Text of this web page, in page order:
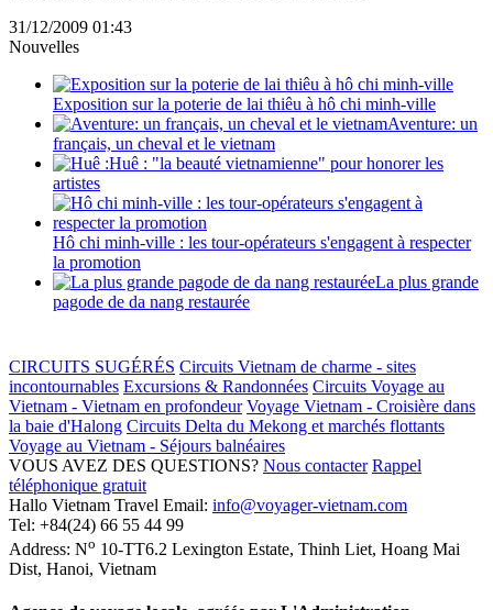
31/12/2009 01:43
Nouvelles
Exposition sur la poterie de lai thiêu à hô chi minh-ville
Aventure: un
français, un cheval et le vietnam
Huê : "la beauté vietnamienne" pour honorer les
artistes
Hô chi minh-ville : les tour-opérateurs s'engagent à respecter
la promotion
La plus grande
pagode de da nang restaurée
CIRCUITS SUGÉRÉS Circuits Vietnam de charme - sites
incontournables Excursions & Randonnées Circuits Voyage au
Vietnam - Vietnam en profondeur Voyage Vietnam - Croisière dans
la baie d'Halong Circuits Delta du Mekong et marchés flottants
Voyage au Vietnam - Séjours balnéaires
VOUS AVEZ DES QUESTIONS? Nous contacter Rappel
téléphonique gratuit
Hallo Vietnam Travel Email: info@voyager-vietnam.com
Tel: +84(24) 66 55 44 99
Address: No 10-TT6.2 Lexington Estate, Thinh Liet, Hoang Mai
Dist, Hanoi, Vietnam